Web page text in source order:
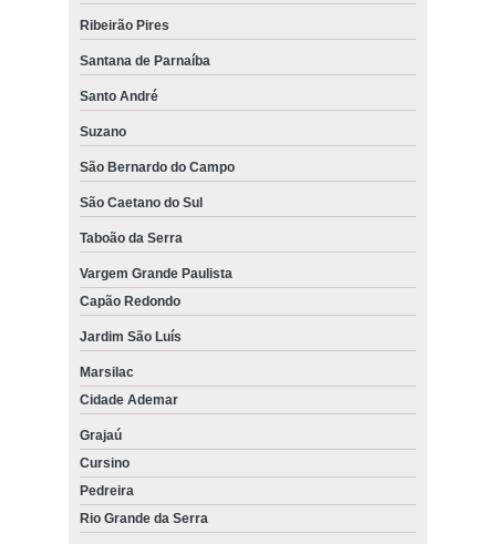
Ribeirão Pires
Santana de Parnaíba
Santo André
Suzano
São Bernardo do Campo
São Caetano do Sul
Taboão da Serra
Vargem Grande Paulista
Capão Redondo
Jardim São Luís
Marsilac
Cidade Ademar
Grajaú
Cursino
Pedreira
Rio Grande da Serra